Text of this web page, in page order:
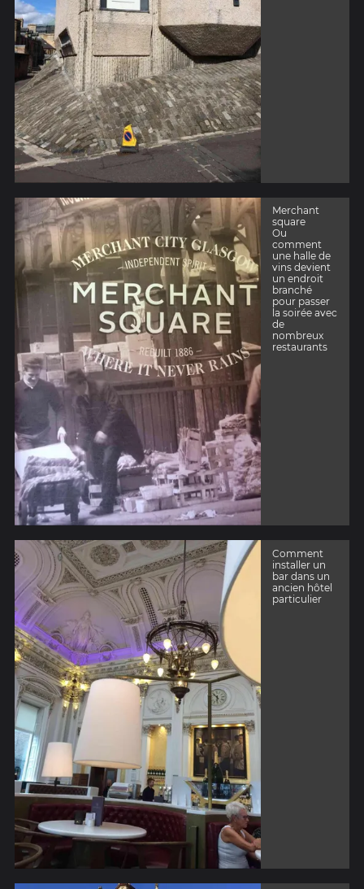
Merchant
square
Ou
comment
une halle de
vins devient
un endroit
branché
pour passer
la soirée avec
de
nombreux
restaurants
Comment
installer un
bar dans un
ancien hôtel
particulier